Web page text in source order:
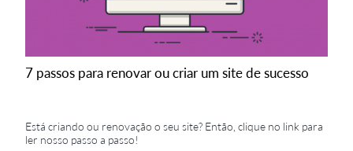
7 passos para renovar ou criar um site de sucesso
Está criando ou renovação o seu site? Então, clique no link para
ler nosso passo a passo!